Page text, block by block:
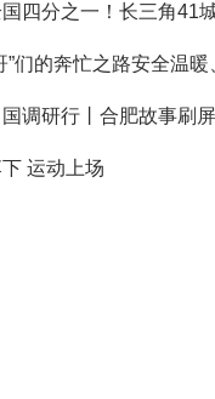
四分之一！长三角41
”们的奔忙之路安全温
调研行丨合肥故事刷
运动上场